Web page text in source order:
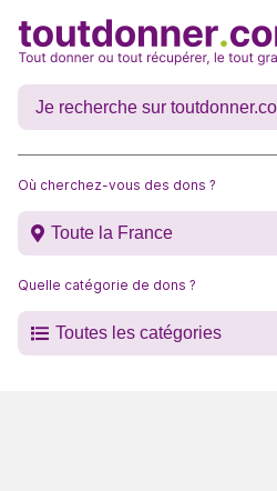
Où cherchez-vous des dons ?
Toute la France
Quelle catégorie de dons ?
Toutes les catégories